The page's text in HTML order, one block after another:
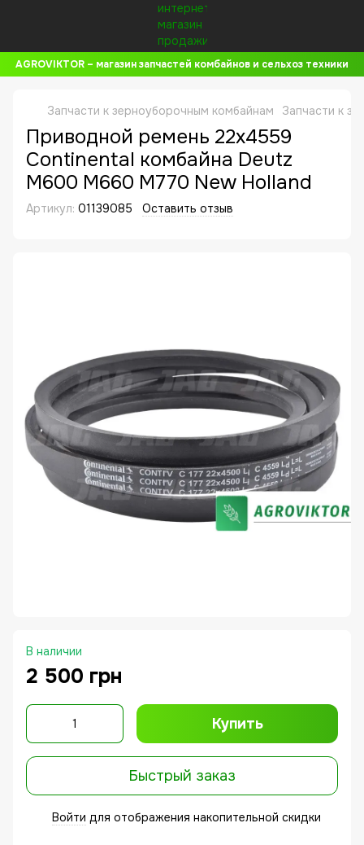
AGROVIKTOR – магазин запчастей комбайнов и сельхоз техники
Запчасти к зерноуборочным комбайнам Запчасти к
Приводной ремень 22x4559
Continental комбайна Deutz
M600 M660 M770 New Holland
Артикул: 01139085 Оставить отзыв
В наличии
2 500 грн
Купить
Быстрый заказ
Войти для отображения накопительной скидки